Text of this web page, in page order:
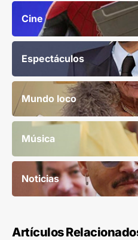
Cine
Espectáculos
Mundo loco
Música
Noticias
Artículos